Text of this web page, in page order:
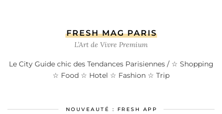
FRESH MAG PARIS
L’Art de Vivre Premium
Le City Guide chic des Tendances Parisiennes / ☆ Shopping
☆ Food ☆ Hotel ☆ Fashion ☆ Trip
NOUVEAUTÉ : FRESH APP